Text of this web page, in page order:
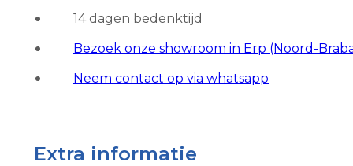
14 dagen bedenktijd
Bezoek onze showroom in Erp (Noord-
Neem contact op via whatsapp
Extra informatie